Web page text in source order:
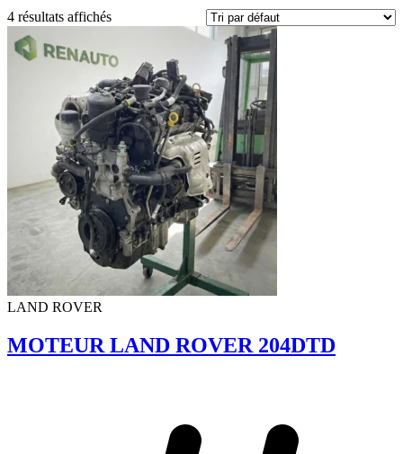
4 résultats affichés
LAND ROVER
MOTEUR LAND ROVER 204DTD